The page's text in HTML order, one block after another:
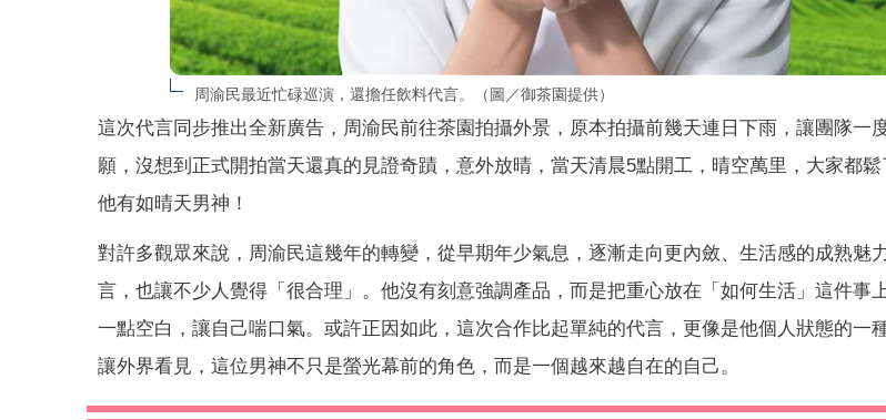
周渝民最近忙碌巡演，還擔任飲料代言。（圖／御茶園提供）
這次代言同步推出全新廣告，周渝民前往茶園拍攝外景，原本拍攝前幾天連日下雨，讓團隊一
願，沒想到正式開拍當天還真的見證奇蹟，意外放晴，當天清晨5點開工，晴空萬里，大家都
他有如晴天男神！
對許多觀眾來說，周渝民這幾年的轉變，從早期年少氣息，逐漸走向更內斂、生活感的成熟魅
言，也讓不少人覺得「很合理」。他沒有刻意強調產品，而是把重心放在「如何生活」這件事
一點空白，讓自己喘口氣。或許正因如此，這次合作比起單純的代言，更像是他個人狀態的一
讓外界看見，這位男神不只是螢光幕前的角色，而是一個越來越自在的自己。